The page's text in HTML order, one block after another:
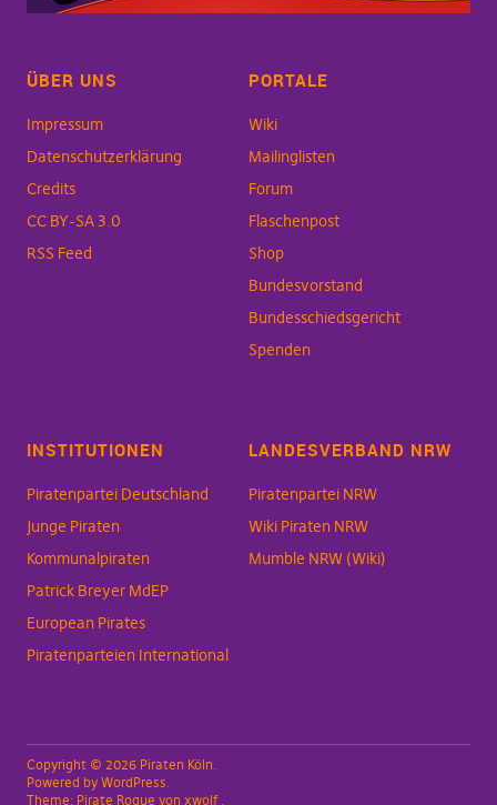
ÜBER UNS
Impressum
Datenschutzerklärung
Credits
CC BY-SA 3.0
RSS Feed
PORTALE
Wiki
Mailinglisten
Forum
Flaschenpost
Shop
Bundesvorstand
Bundesschiedsgericht
Spenden
INSTITUTIONEN
Piratenpartei Deutschland
Junge Piraten
Kommunalpiraten
Patrick Breyer MdEP
European Pirates
Piratenparteien International
LANDESVERBAND NRW
Piratenpartei NRW
Wiki Piraten NRW
Mumble NRW (Wiki)
Copyright © 2026 Piraten Köln
Powered by WordPress
Theme: Pirate Rogue von xwolf